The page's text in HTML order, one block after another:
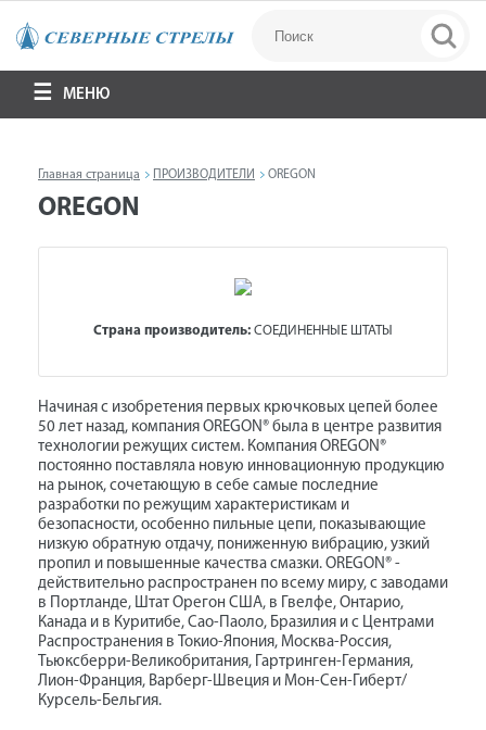
МЕНЮ
Главная страница ПРОИЗВОДИТЕЛИ OREGON
OREGON
Страна производитель: СОЕДИНЕННЫЕ ШТАТЫ
Начиная с изобретения первых крючковых цепей более
50 лет назад, компания OREGON® была в центре развития
технологии режущих систем. Компания OREGON®
постоянно поставляла новую инновационную продукцию
на рынок, сочетающую в себе самые последние
разработки по режущим характеристикам и
безопасности, особенно пильные цепи, показывающие
низкую обратную отдачу, пониженную вибрацию, узкий
пропил и повышенные качества смазки. OREGON® -
действительно распространен по всему миру, с заводами
в Портланде, Штат Орегон США, в Гвелфе, Онтарио,
Канада и в Куритибе, Сао-Паоло, Бразилия и с Центрами
Распространения в Токио-Япония, Москва-Россия,
Tьюксберри-Великобритания, Гартринген-Германия,
Лион-Франция, Варберг-Швеция и Мон-Сен-Гиберт/
Курсель-Бельгия.